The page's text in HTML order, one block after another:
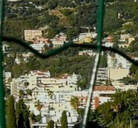
QUI SOMMES-NOUS ?
NOTRE HISTOIRE
NOS REVENDICATIONS
TRANSPARENCE
NOS PARTENAIRES